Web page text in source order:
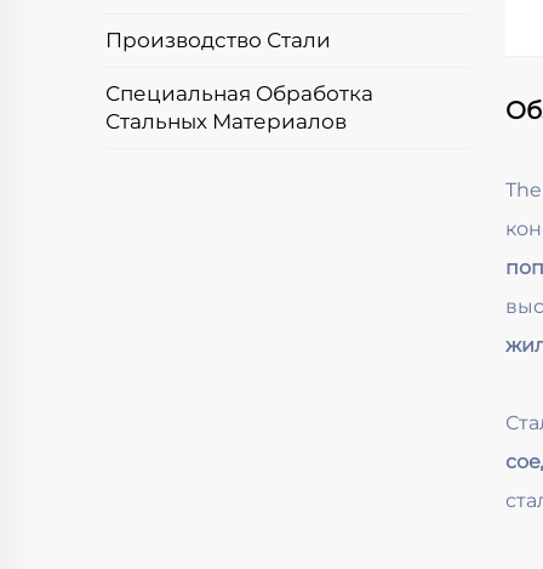
Производство Стали
Специальная Обработка
Стальных Материалов